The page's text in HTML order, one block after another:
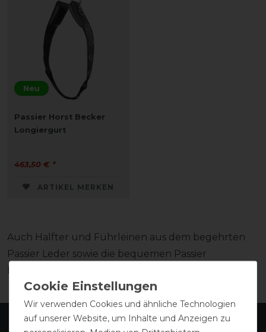
Neu
Passier Horst Becker
Longiergurt
463,50 € *
ARTIKEL MERKEN
Auch Halfter und Führleinen aus dem begehrten
Passier Leder sowie die bequemen Passier
Pferdedecken überzeugen mit bester Qualität.
Wir verwenden Cookies und ähnliche Technologien
auf unserer Website, um Inhalte und Anzeigen zu